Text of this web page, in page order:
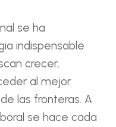
se ha
indispensable
crecer,
al mejor
las fronteras. A
se hace cada